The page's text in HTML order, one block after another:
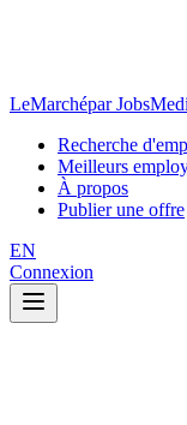
LeMarchépar
Recherche
Meilleurs
À propos
Publier une offre
EN
Connexion